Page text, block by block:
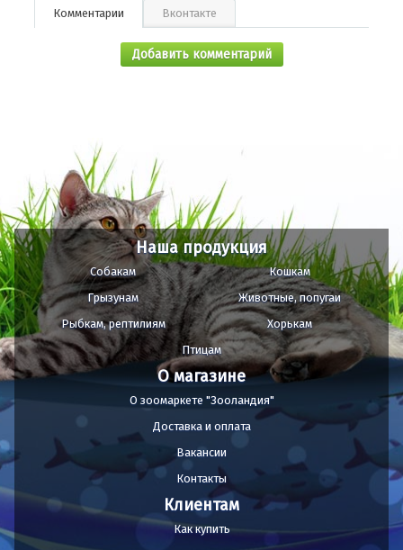
Комментарии Вконтакте
Добавить комментарий
Наша продукция
Собакам
Кошкам
Грызунам
Животные, попугаи
Рыбкам, рептилиям
Хорькам
Птицам
О магазине
О зоомаркете "Зооландия"
Доставка и оплата
Вакансии
Контакты
Клиентам
Как купить